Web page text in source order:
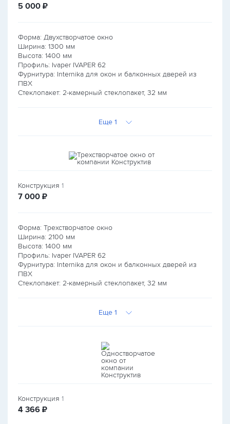
5 000 руб.
₽
Форма: Двухстворчатое окно
Ширина: 1300 мм
Высота: 1400 мм
Профиль: Ivaper IVAPER 62
Фурнитура: Internika для окон и балконных дверей из
ПВХ
Стеклопакет: 2-камерный стеклопакет, 32 мм
Еще 1
Конструкция 1
7 000 руб.
₽
Форма: Трехстворчатое окно
Ширина: 2100 мм
Высота: 1400 мм
Профиль: Ivaper IVAPER 62
Фурнитура: Internika для окон и балконных дверей из
ПВХ
Стеклопакет: 2-камерный стеклопакет, 32 мм
Еще 1
Конструкция 1
4 366 руб.
₽